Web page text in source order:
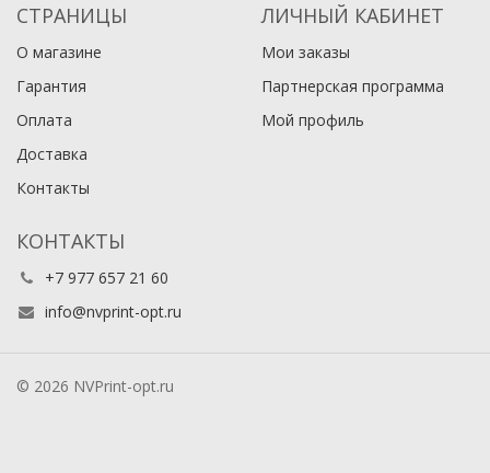
СТРАНИЦЫ
О магазине
Гарантия
Оплата
Доставка
Контакты
ЛИЧНЫЙ КАБИНЕТ
Мои заказы
Партнерская программа
Мой профиль
КОНТАКТЫ
+7 977 657 21 60
info@nvprint-opt.ru
© 2026 NVPrint-opt.ru